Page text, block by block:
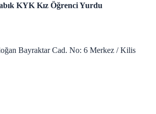
KYK Kız Öğrenci Yurdu
Bayraktar Cad. No: 6 Merkez / Kilis